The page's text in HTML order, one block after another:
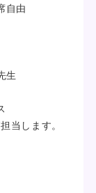
自由
生
当します。